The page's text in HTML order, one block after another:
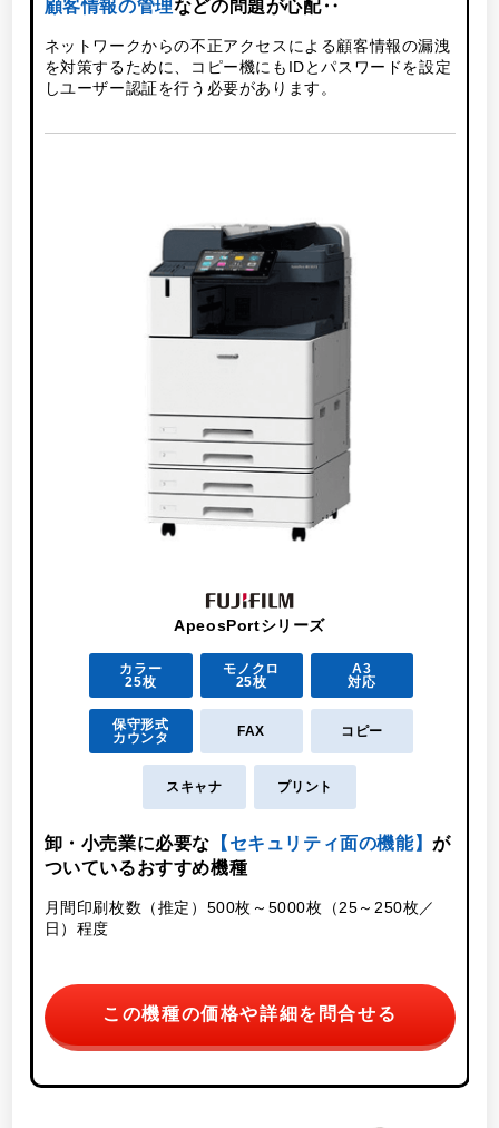
顧客情報の管理などの問題が心配‥
ネットワークからの不正アクセスによる顧客情報の漏洩
を対策するために、コピー機にもIDとパスワードを設定
しユーザー認証を行う必要があります。
ApeosPortシリーズ
カラー
25枚
モノクロ
25枚
A3
対応
保守形式
カウンタ
FAX コピー
スキャナ プリント
卸・小売業に必要な 【セキュリティ面の機能】が
ついているおすすめ機種
月間印刷枚数（推定）500枚～5000枚（25～250枚／
日）程度
この機種の価格や詳細を問合せる